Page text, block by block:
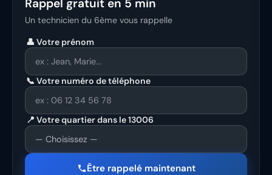
Rappel gratuit en 5 min
Un technicien du 6ème vous rappelle
👤 Votre prénom
📞 Votre numéro de téléphone
📍 Votre quartier dans le 13006
Être rappelé maintenant